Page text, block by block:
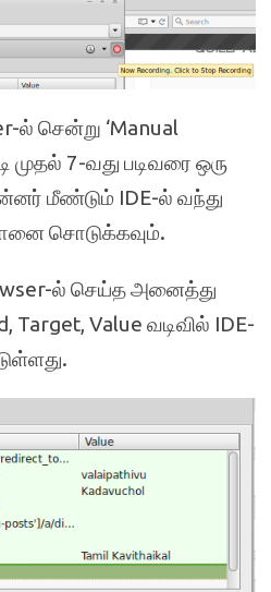
ல் சென்று ‘Manual
முதல் 7-வது படிவரை ஒரு
மீண்டும் IDE-ல் வந்து
சொடுக்கவும்.
ல் செய்த அனைத்து
Value வடிவில் IDE-